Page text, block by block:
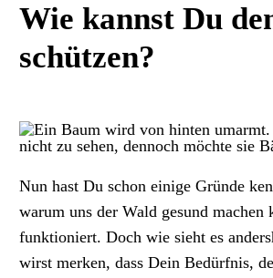
Wie kannst Du
schützen?
Nun hast Du schon einige Gründe
warum uns der Wald gesund machen
funktioniert. Doch wie sieht es
wirst merken, dass Dein Bedürfnis,